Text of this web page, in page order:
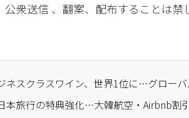
衆送信 、翻案、配布することは禁
ネスクラスワイン、世界1位に…グロー
本旅行の特典強化…大韓航空・Airbnb割